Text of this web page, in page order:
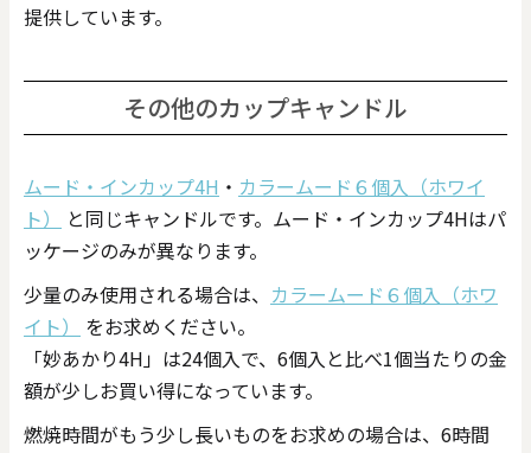
提供しています。
その他のカップキャンドル
ムード・インカップ4H ・ カラームード６個入（ホワイ
ト）
と同じキャンドルです。ムード・インカップ4Hはパ
ッケージのみが異なります。
少量のみ使用される場合は、 カラームード６個入（ホワ
イト）
をお求めください。
「妙あかり4H」は24個入で、6個入と比べ1個当たりの金
額が少しお買い得になっています。
燃焼時間がもう少し長いものをお求めの場合は、6時間